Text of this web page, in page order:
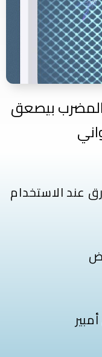
بيصعق
عند الاستخدام